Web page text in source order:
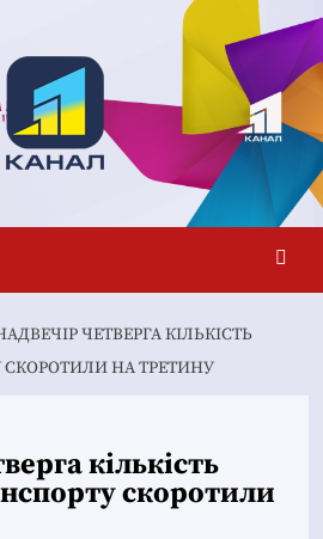
ЧЕТВЕРГА КІЛЬКІСТЬ
НА ТРЕТИНУ
кількість
скоротили